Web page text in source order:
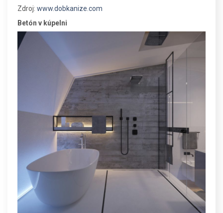
Zdroj: www.dobkanize.com
Betón v kúpelni